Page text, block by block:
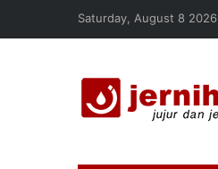
Saturday, August 8 2026